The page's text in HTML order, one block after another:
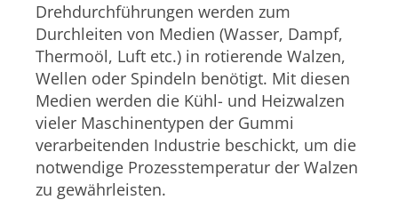
Drehdurchführungen werden zum
Durchleiten von Medien (Wasser, Dampf,
Thermoöl, Luft etc.) in rotierende Walzen,
Wellen oder Spindeln benötigt. Mit diesen
Medien werden die Kühl- und Heizwalzen
vieler Maschinentypen der Gummi
verarbeitenden Industrie beschickt, um die
notwendige Prozesstemperatur der Walzen
zu gewährleisten.